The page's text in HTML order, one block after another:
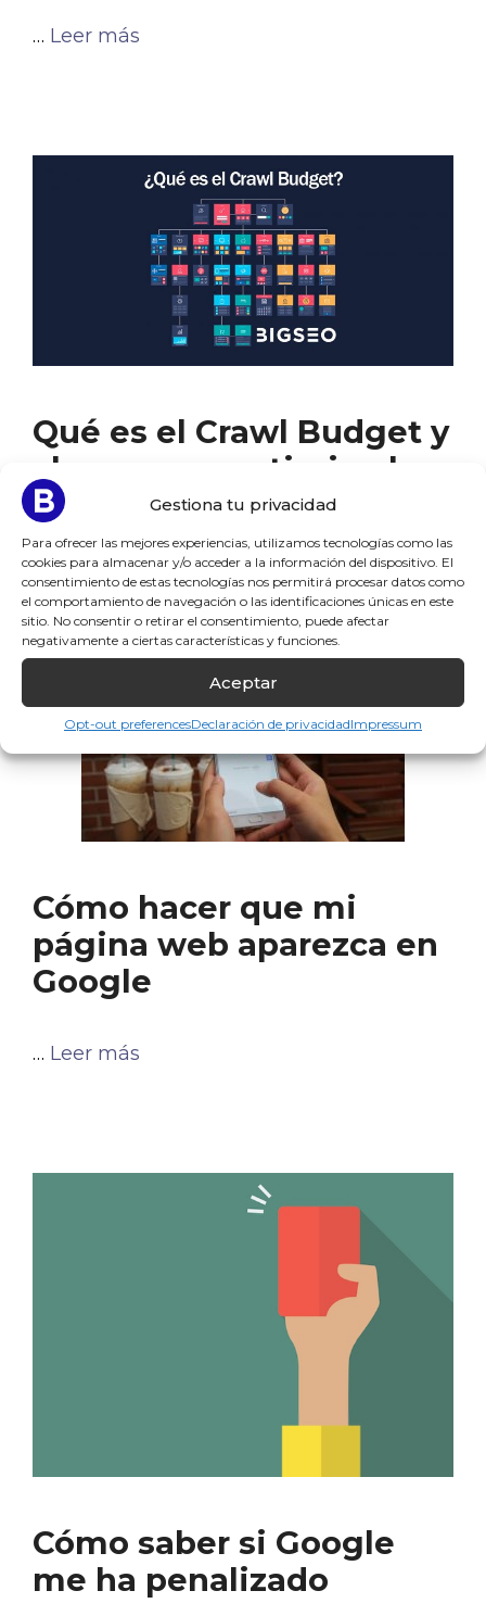
Gestiona tu privacidad
Para ofrecer las mejores experiencias, utilizamos tecnologías como las
cookies para almacenar y/o acceder a la información del dispositivo. El
consentimiento de estas tecnologías nos permitirá procesar datos como
el comportamiento de navegación o las identificaciones únicas en este
sitio. No consentir o retirar el consentimiento, puede afectar
negativamente a ciertas características y funciones.
Aceptar
Opt-out preferencesDeclaración de privacidadImpressum
… Leer más
Qué es el Crawl Budget y
claves para optimizarlo
…Leer más
Cómo hacer que mi
página web aparezca en
Google
… Leer más
Cómo saber si Google
me ha penalizado